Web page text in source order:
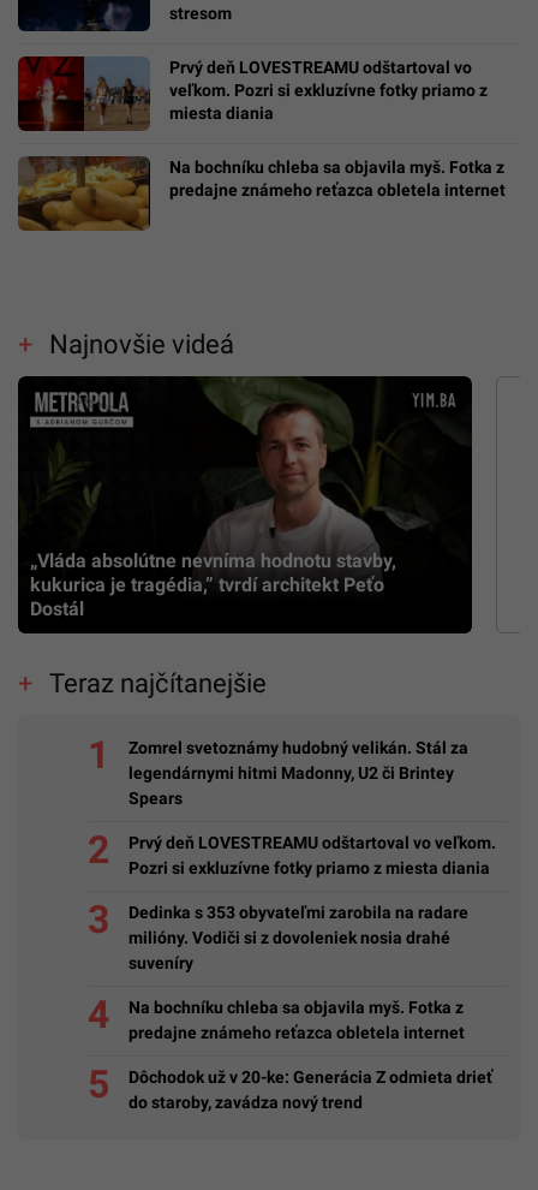
stresom
Prvý deň LOVESTREAMU odštartoval vo
veľkom. Pozri si exkluzívne fotky priamo z
miesta diania
Na bochníku chleba sa objavila myš. Fotka z
predajne známeho reťazca obletela internet
Najnovšie videá
„Vláda absolútne nevníma hodnotu stavby,
kukurica je tragédia,” tvrdí architekt Peťo
Dostál
Teraz najčítanejšie
Zomrel svetoznámy hudobný velikán. Stál za
legendárnymi hitmi Madonny, U2 či Brintey
Spears
Prvý deň LOVESTREAMU odštartoval vo veľkom.
Pozri si exkluzívne fotky priamo z miesta diania
Dedinka s 353 obyvateľmi zarobila na radare
milióny. Vodiči si z dovoleniek nosia drahé
suveníry
Na bochníku chleba sa objavila myš. Fotka z
predajne známeho reťazca obletela internet
Dôchodok už v 20-ke: Generácia Z odmieta drieť
do staroby, zavádza nový trend